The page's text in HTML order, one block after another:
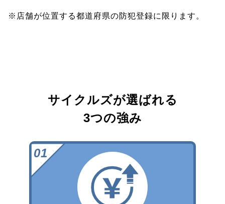
※店舗が位置する都道府県の防犯登録に限ります。
サイクルズが選ばれる
3つの強み